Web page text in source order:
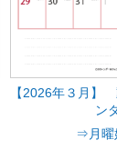
【2026年３月】
ン
⇒月曜